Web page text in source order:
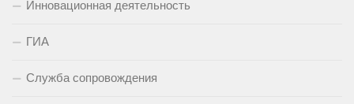
Инновационная деятельность
ГИА
Служба сопровождения